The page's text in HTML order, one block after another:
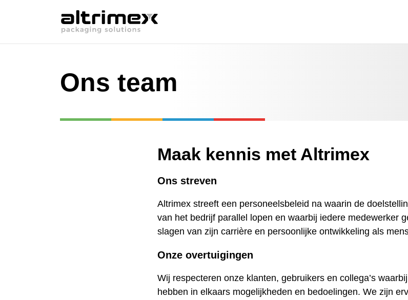
Ons team
Maak kennis met Altrimex
Ons streven
Altrimex streeft een personeelsbeleid na waarin de
van het bedrijf parallel lopen en waarbij iedere medewerker
slagen van zijn carrière en persoonlijke ontwikkeling als
Onze overtuigingen
Wij respecteren onze klanten, gebruikers en collega’s
hebben in elkaars mogelijkheden en bedoelingen. We zijn